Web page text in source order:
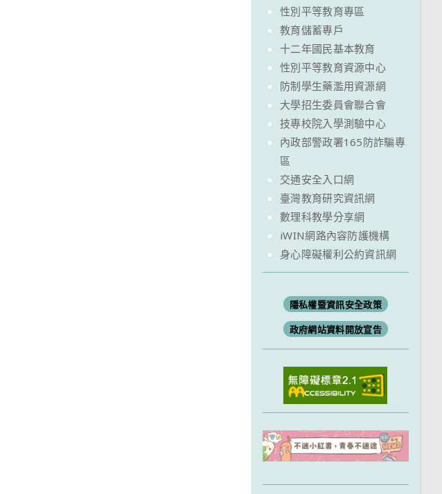
性別平等教育專區
教育儲蓄專戶
十二年國民基本教育
性別平等教育資源中心
防制學生藥濫用資源網
大學招生委員會聯合會
技專校院入學測驗中心
內政部警政署165防詐騙專
區
交通安全入口網
臺灣教育研究資訊網
數理科教學分享網
iWIN網路內容防護機構
身心障礙權利公約資訊網
隱私權暨資訊安全政策
政府網站資料開放宣告